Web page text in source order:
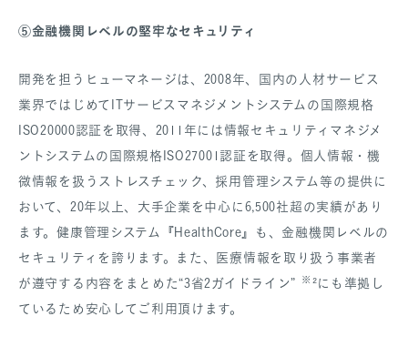
⑤金融機関レベルの堅牢なセキュリティ
開発を担うヒューマネージは、2008年、国内の人材サービス
業界ではじめてITサービスマネジメントシステムの国際規格
ISO20000認証を取得、2011年には情報セキュリティマネジメ
ントシステムの国際規格ISO27001認証を取得。個人情報・機
微情報を扱うストレスチェック、採用管理システム等の提供に
おいて、20年以上、大手企業を中心に6,500社超の実績があり
ます。健康管理システム『HealthCore』も、金融機関レベルの
セキュリティを誇ります。また、医療情報を取り扱う事業者
が遵守する内容をまとめた“3省2ガイドライン”
※ ²にも準拠し
ているため安心してご利用頂けます。